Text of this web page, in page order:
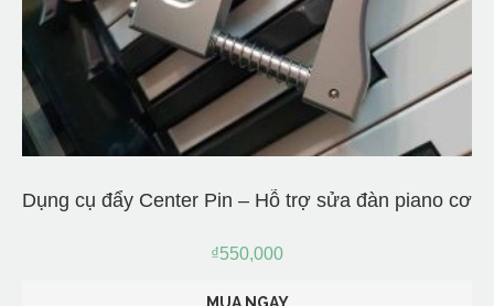
Dụng cụ đẩy Center Pin – Hỗ trợ sửa đàn piano cơ
₫550,000
MUA NGAY